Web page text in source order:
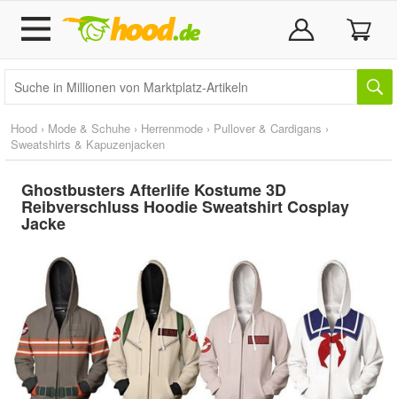
Hood › Mode & Schuhe › Herrenmode › Pullover & Cardigans ›
Sweatshirts & Kapuzenjacken
Ghostbusters Afterlife Kostume 3D
Reibverschluss Hoodie Sweatshirt Cosplay
Jacke